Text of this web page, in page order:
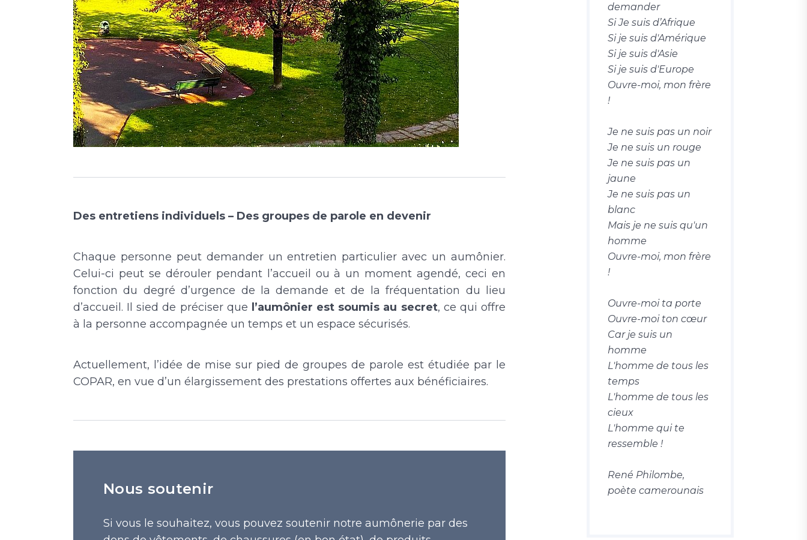
Des entretiens individuels – Des groupes de parole en devenir
Chaque personne peut demander un entretien particulier avec un aumônier.
Celui-ci peut se dérouler pendant l’accueil ou à un moment agendé, ceci en
fonction du degré d’urgence de la demande et de la fréquentation du lieu
d’accueil. Il sied de préciser que l’aumônier est soumis au secret, ce qui offre
à la personne accompagnée un temps et un espace sécurisés.
Actuellement, l’idée de mise sur pied de groupes de parole est étudiée par le
COPAR, en vue d’un élargissement des prestations offertes aux bénéficiaires.
Nous soutenir
Si vous le souhaitez, vous pouvez soutenir notre aumônerie par des
demander
Si Je suis d’Afrique
Si je suis d'Amérique
Si je suis d'Asie
Si je suis d'Europe
Ouvre-moi, mon frère
!
Je ne suis pas un noir
Je ne suis un rouge
Je ne suis pas un
jaune
Je ne suis pas un
blanc
Mais je ne suis qu'un
homme
Ouvre-moi, mon frère
!
Ouvre-moi ta porte
Ouvre-moi ton cœur
Car je suis un
homme
L'homme de tous les
temps
L'homme de tous les
cieux
L'homme qui te
ressemble !
René Philombe,
poète camerounais